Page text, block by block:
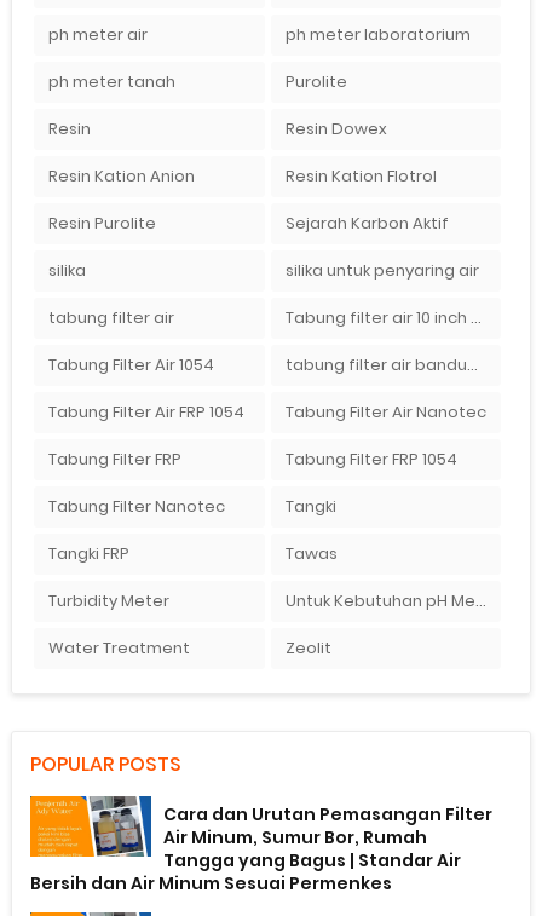
ph meter air ph meter laboratorium
ph meter tanah Purolite
Resin Resin Dowex
Resin Kation Anion Resin Kation Flotrol
Resin Purolite Sejarah Karbon Aktif
silika silika untuk penyaring air
tabung filter air Tabung filter air 10 inch Agen tabung filter nanotec di bandung"
Tabung Filter Air 1054 tabung filter air bandung
Tabung Filter Air FRP 1054 Tabung Filter Air Nanotec
Tabung Filter FRP Tabung Filter FRP 1054
Tabung Filter Nanotec Tangki
Tangki FRP Tawas
Turbidity Meter Untuk Kebutuhan pH Meter Murah Hanya Di Ady Water
Water Treatment Zeolit
POPULAR POSTS
Cara dan Urutan Pemasangan Filter
Air Minum, Sumur Bor, Rumah
Tangga yang Bagus | Standar Air
Bersih dan Air Minum Sesuai Permenkes